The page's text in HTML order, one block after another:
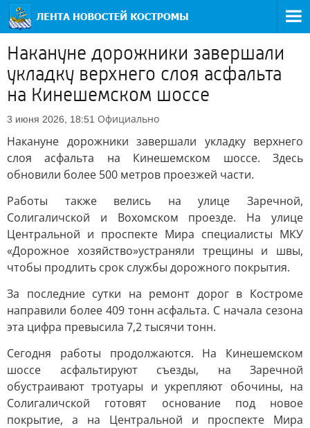
Накануне дорожники завершали
укладку верхнего слоя асфальта
на Кинешемском шоссе
3 июня 2026, 18:51 Официально
Накануне дорожники завершали укладку верхнего
слоя асфальта на Кинешемском шоссе. Здесь
обновили более 500 метров проезжей части.
Работы также велись на улице Заречной,
Солигаличской и Вохомском проезде. На улице
Центральной и проспекте Мира специалисты МКУ
«Дорожное хозяйство»устраняли трещины и швы,
чтобы продлить срок службы дорожного покрытия.
За последние сутки на ремонт дорог в Костроме
направили более 409 тонн асфальта. С начала сезона
эта цифра превысила 7,2 тысячи тонн.
Сегодня работы продолжаются. На Кинешемском
шоссе асфальтируют съезды, на Заречной
обустраивают тротуары и укрепляют обочины, на
Солигаличской готовят основание под новое
покрытие, а на Центральной и проспекте Мира